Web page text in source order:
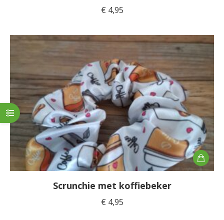
€ 4,95
Scrunchie met koffiebeker
€ 4,95